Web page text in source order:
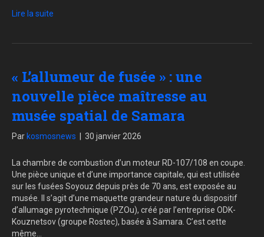
Lire la suite
« L’allumeur de fusée » : une
nouvelle pièce maîtresse au
musée spatial de Samara
Par kosmosnews 30 janvier 2026
La chambre de combustion d’un moteur RD-107/108 en coupe.
Une pièce unique et d’une importance capitale, qui est utilisée
sur les fusées Soyouz depuis près de 70 ans, est exposée au
musée. Il s’agit d’une maquette grandeur nature du dispositif
d’allumage pyrotechnique (PZOu), créé par l’entreprise ODK-
Kouznetsov (groupe Rostec), basée à Samara. C’est cette
même…